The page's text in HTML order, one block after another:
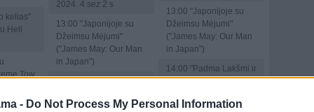
- Do Not Process My Personal Information
kelias"
Hell
Tow
2024. 4 sez 2 s
13:00 "Japonijoje su
Džeimsu Mėjumi"
("James May: Our Man
in Japan")
14:00"Padma Lakšmi ir
the Nation with Padma
13:00 "Japonijoje su
Džeimsu Mėjumi"
("James May: Our Man
in Japan")
14:00 "Padma Lakšmi ir
šalių skoniai" ("Taste
Lakshmi Yr 1")